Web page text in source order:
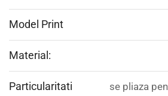
Model Print
Material:
Particularitati
se pliaza